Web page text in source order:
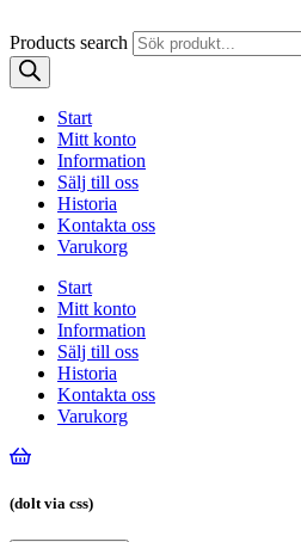
Products search
Start
Mitt konto
Information
Sälj till oss
Historia
Kontakta oss
Varukorg
Start
Mitt konto
Information
Sälj till oss
Historia
Kontakta oss
Varukorg
(dolt via css)